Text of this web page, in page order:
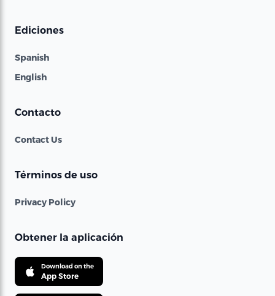
Ediciones
Spanish
English
Contacto
Contact Us
Términos de uso
Privacy Policy
Obtener la aplicación
Download on the
App Store